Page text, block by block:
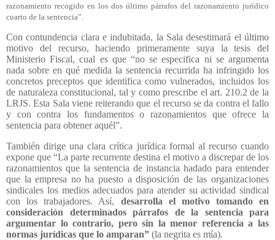
razonamiento recogido en los dos último párrafos del razonamiento jurídico
cuarto de la sentencia”.
Con contundencia clara e indubitada, la Sala desestimará el último
motivo del recurso, haciendo primeramente suya la tesis del
Ministerio Fiscal, cual es que “no se especifica ni se argumenta
nada sobre en qué medida la sentencia recurrida ha infringido los
concretos preceptos que identifica como vulnerados, incluidos los
de naturaleza constitucional, tal y como prescribe el art. 210.2 de la
LRJS. Esta Sala viene reiterando que el recurso se da contra el fallo
y con contra los fundamentos o razonamientos que ofrece la
sentencia para obtener aquél”.
También dirige una clara crítica jurídica formal al recurso cuando
expone que “La parte recurrente destina el motivo a discrepar de los
razonamientos que la sentencia de instancia hadado para entender
que la empresa no ha puesto a disposición de las organizaciones
sindicales los medios adecuados para atender su actividad sindical
con los trabajadores. Así, desarrolla el motivo tomando en
consideración determinados párrafos de la sentencia para
argumentar lo contrario, pero sin la menor referencia a las
normas jurídicas que lo amparan” (la negrita es mía).